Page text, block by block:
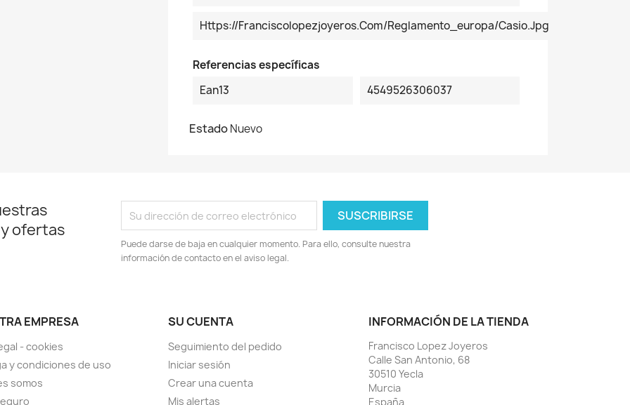
Https://franciscolopezjoyeros.com/reglamento_europa/Casio.jpg
Referencias específicas
Ean13
4549526306037
EstadoNuevo
ofertas
Puede darse de baja en cualquier momento. Para ello, consulte nuestra
información de contacto en el aviso legal.
EMPRESA
- cookies
y condiciones de uso
somos
SU CUENTA
Seguimiento del pedido
Iniciar sesión
Crear una cuenta
Mis alertas
INFORMACIÓN DE LA TIENDA
Francisco Lopez Joyeros
Calle San Antonio, 68
30510 Yecla
Murcia
España